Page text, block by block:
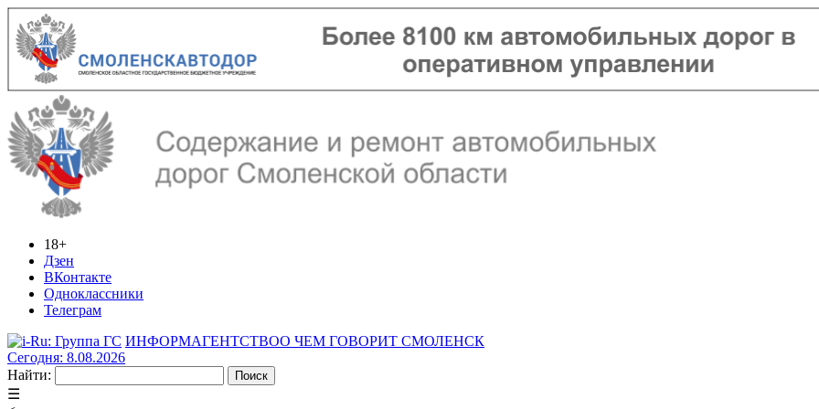
18+
Дзен
ВКонтакте
Одноклассники
Телеграм
ИНФОРМАГЕНТСТВОО ЧЕМ ГОВОРИТ СМОЛЕНСК
Сегодня: 8.08.2026
Найти:
☰